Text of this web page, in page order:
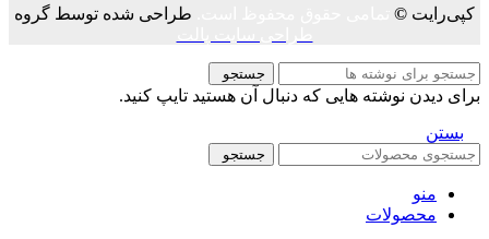
کپی‌رایت ©
طراحی شده توسط گروه
جستجو
برای دیدن نوشته هایی که دنبال آن هستید تایپ کنید.
بستن
جستجو
منو
محصولات